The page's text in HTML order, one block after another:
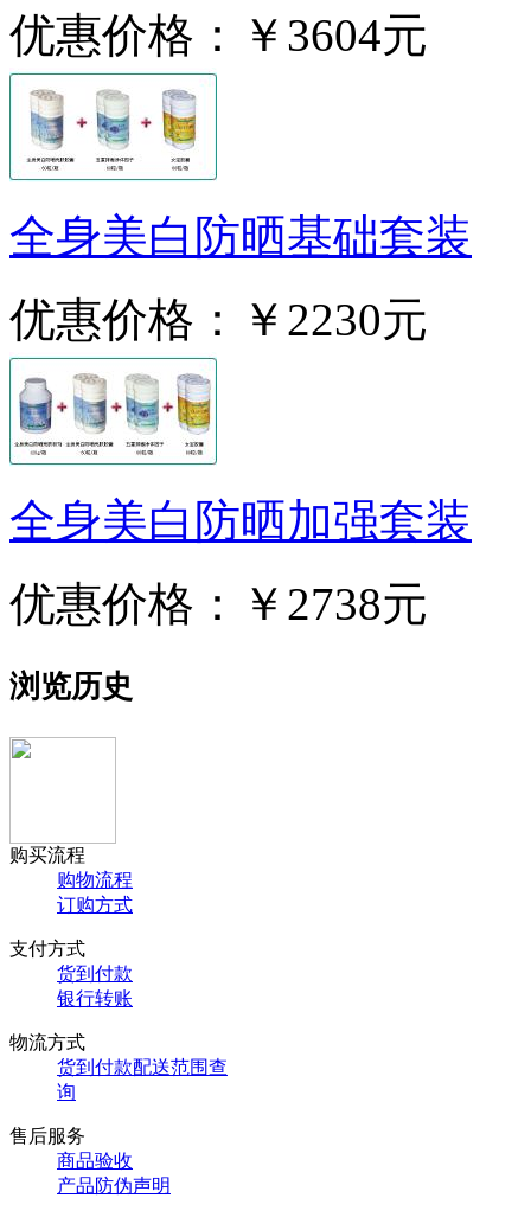
优惠价格： ￥3604元
全身美白防晒基础套装
优惠价格：
￥2230元
全身美白防晒加强套装
优惠价格：
￥2738元
浏览历史
购买流程
购物流程
订购方式
支付方式
货到付款
银行转账
物流方式
货到付款配送范围查
询
售后服务
商品验收
产品防伪声明